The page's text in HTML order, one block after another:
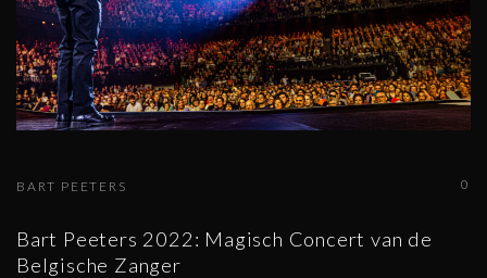
0
BART PEETERS
Bart Peeters 2022: Magisch Concert van de
Belgische Zanger